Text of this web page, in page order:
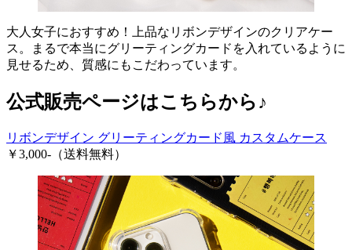
大人女子におすすめ！上品なリボンデザインのクリアケー
ス。まるで本当にグリーティングカードを入れているように
見せるため、質感にもこだわっています。
公式販売ページはこちらから♪
リボンデザイン グリーティングカード風 カスタムケース
￥3,000-（送料無料）